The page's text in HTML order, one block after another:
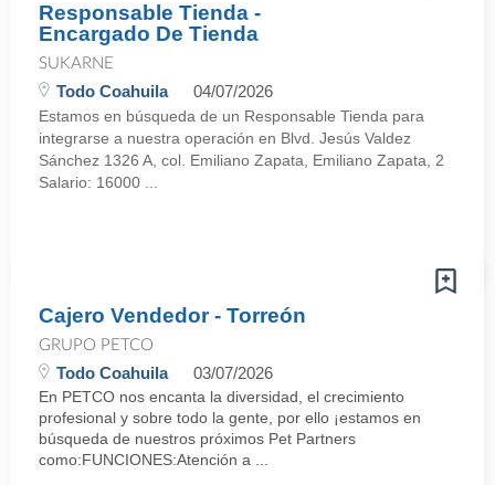
Responsable Tienda -
Encargado De Tienda
SUKARNE
Todo Coahuila 04/07/2026
Estamos en búsqueda de un Responsable Tienda para
integrarse a nuestra operación en Blvd. Jesús Valdez
Sánchez 1326 A, col. Emiliano Zapata, Emiliano Zapata, 2
Salario: 16000 ...
Cajero Vendedor - Torreón
GRUPO PETCO
Todo Coahuila 03/07/2026
En PETCO nos encanta la diversidad, el crecimiento
profesional y sobre todo la gente, por ello ¡estamos en
búsqueda de nuestros próximos Pet Partners
como:FUNCIONES:Atención a ...